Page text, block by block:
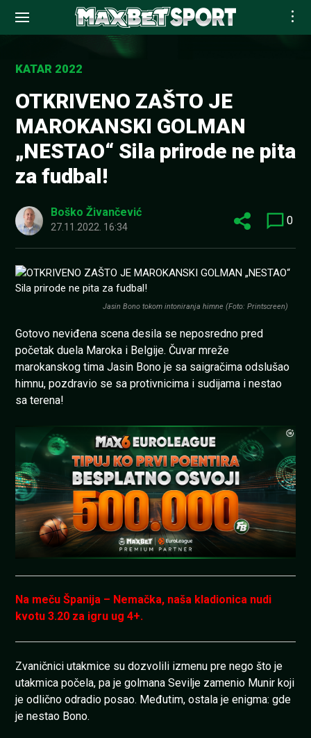
contentKATAR 2022
OTKRIVENO ZAŠTO JE
MAROKANSKI GOLMAN
„NESTAO“ Sila prirode ne pita
za fudbal!
Boško Živančević
27.11.2022. 16:34 0
Jasin Bono tokom intoniranja himne (Foto: Printscreen)
Gotovo neviđena scena desila se neposredno pred
početak duela Maroka i Belgije. Čuvar mreže
marokanskog tima Jasin Bono je sa saigračima odslušao
himnu, pozdravio se sa protivnicima i sudijama i nestao
sa terena!
Na meču Španija – Nemačka, naša kladionica nudi
kvotu 3.20 za igru ug 4+.
Zvaničnici utakmice su dozvolili izmenu pre nego što je
utakmica počela, pa je golmana Sevilje zamenio Munir koji
je odlično odradio posao. Međutim, ostala je enigma: gde
je nestao Bono.